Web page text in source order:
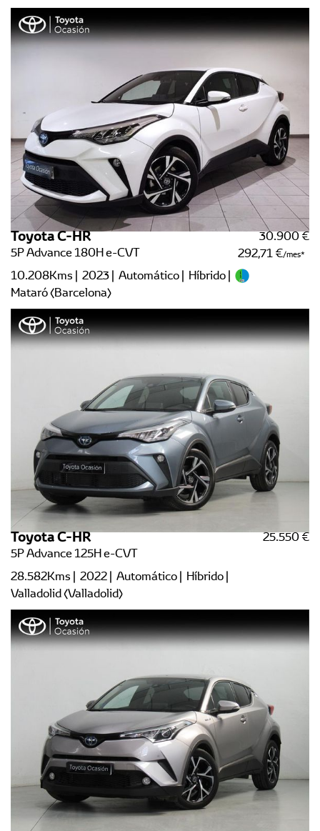
Toyota C-HR
5P Advance 180H e-CVT
30.900 €
292,71 €/mes
10.208Kms | 2023 | Automático | Híbrido |
Mataró (Barcelona)
Toyota C-HR
5P Advance 125H e-CVT
25.550 €
28.582Kms | 2022 | Automático | Híbrido |
Valladolid (Valladolid)